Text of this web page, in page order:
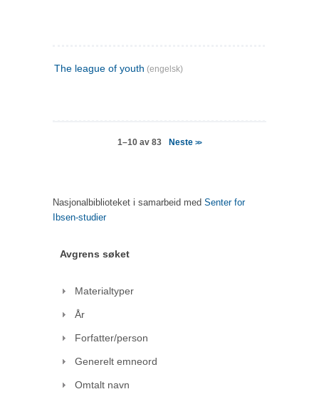
The league of youth (engelsk)
1–10 av 83 Neste>>
Nasjonalbiblioteket i samarbeid med Senter for
Ibsen-studier
Avgrens søket
Materialtyper
År
Forfatter/person
Generelt emneord
Omtalt navn